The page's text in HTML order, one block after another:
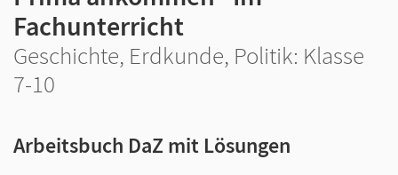
Fachunterricht
Geschichte, Erdkunde, Politik: Klasse
7-10
Arbeitsbuch DaZ mit Lösungen